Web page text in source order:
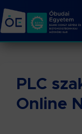
PLC
Online